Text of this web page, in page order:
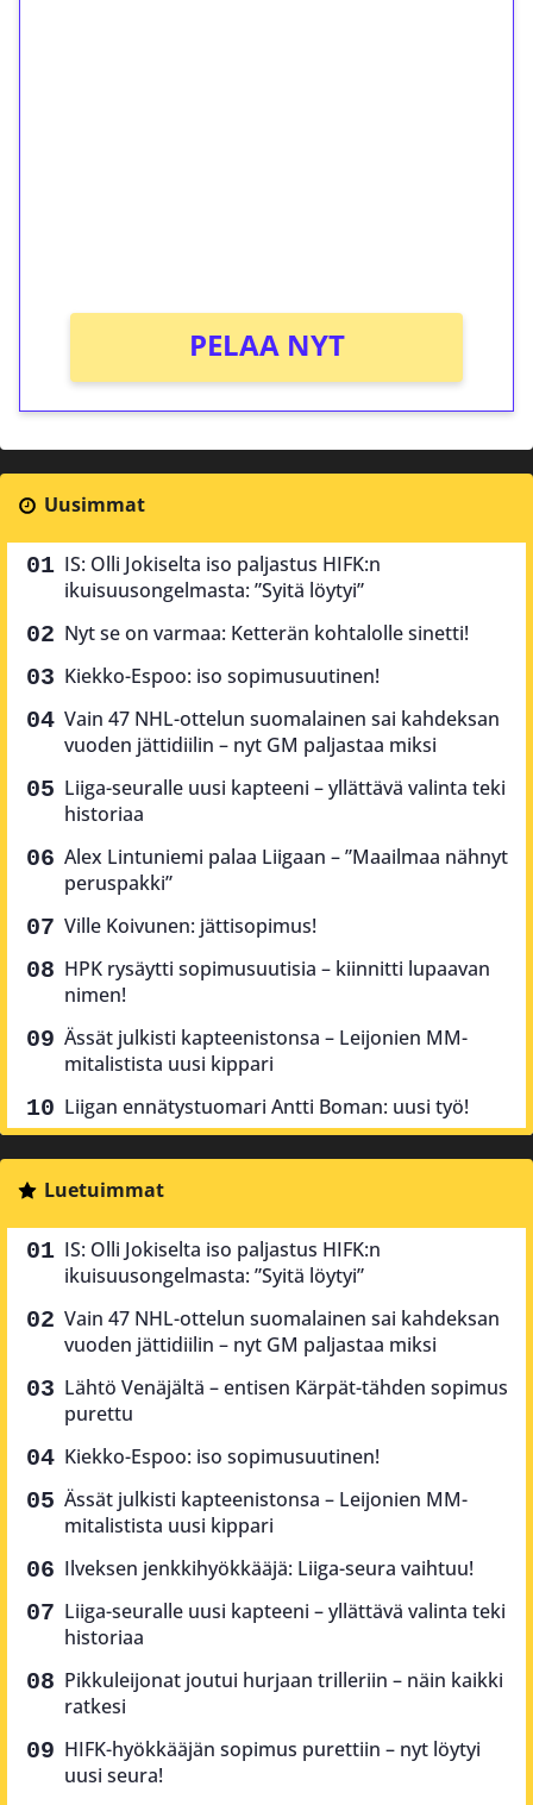
PELAA NYT
Uusimmat
IS: Olli Jokiselta iso paljastus HIFK:n
ikuisuusongelmasta: ”Syitä löytyi”
Nyt se on varmaa: Ketterän kohtalolle sinetti!
Kiekko-Espoo: iso sopimusuutinen!
Vain 47 NHL-ottelun suomalainen sai kahdeksan
vuoden jättidiilin – nyt GM paljastaa miksi
Liiga-seuralle uusi kapteeni – yllättävä valinta teki
historiaa
Alex Lintuniemi palaa Liigaan – ”Maailmaa nähnyt
peruspakki”
Ville Koivunen: jättisopimus!
HPK rysäytti sopimusuutisia – kiinnitti lupaavan
nimen!
Ässät julkisti kapteenistonsa – Leijonien MM-
mitalistista uusi kippari
Liigan ennätystuomari Antti Boman: uusi työ!
Luetuimmat
IS: Olli Jokiselta iso paljastus HIFK:n
ikuisuusongelmasta: ”Syitä löytyi”
Vain 47 NHL-ottelun suomalainen sai kahdeksan
vuoden jättidiilin – nyt GM paljastaa miksi
Lähtö Venäjältä – entisen Kärpät-tähden sopimus
purettu
Kiekko-Espoo: iso sopimusuutinen!
Ässät julkisti kapteenistonsa – Leijonien MM-
mitalistista uusi kippari
Ilveksen jenkkihyökkääjä: Liiga-seura vaihtuu!
Liiga-seuralle uusi kapteeni – yllättävä valinta teki
historiaa
Pikkuleijonat joutui hurjaan trilleriin – näin kaikki
ratkesi
HIFK-hyökkääjän sopimus purettiin – nyt löytyi
uusi seura!